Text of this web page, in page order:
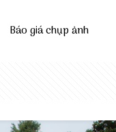
Báo giá chụp ảnh